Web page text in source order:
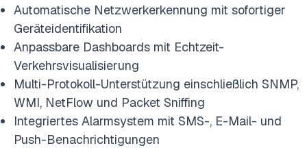
Automatische Netzwerkerkennung mit sofortiger
Geräteidentifikation
Anpassbare Dashboards mit Echtzeit-
Verkehrsvisualisierung
Multi-Protokoll-Unterstützung einschließlich SNMP,
WMI, NetFlow und Packet Sniffing
Integriertes Alarmsystem mit SMS-, E-Mail- und
Push-Benachrichtigungen